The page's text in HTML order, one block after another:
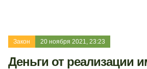
Закон 20 ноября 2021, 23:23
Деньги от реализации